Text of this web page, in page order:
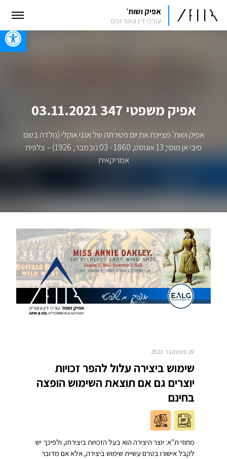
אפיק ושות׳
עורכי דין ונוטריונים
אפיק משפטי 347 03.11.2021
אפיק ושות' מציינת את יום פטירתה של אנני אוקלי (נולדה בשם
פיבי אן מוסי;‏ 13 אוגוסט, 1860 - 03 נובמבר, 1926) – צלפית
אמריקאית
19 ספטמבר 2021
שימוש ביצירה עלול להפר זכויות
יוצרים גם אם תוצאת השימוש הופצה
בחינם
מחוזי ת"א: יוצר היצירה הוא בעל הזכויות ביצירתו, ולפיכך יש
לקבל אישורו בטרם עשיית שימוש ביצירה, אלא אם מדובר